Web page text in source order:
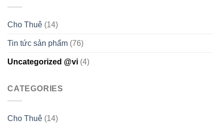
Cho Thuê (14)
Tin tức sản phẩm (76)
Uncategorized @vi (4)
CATEGORIES
Cho Thuê (14)